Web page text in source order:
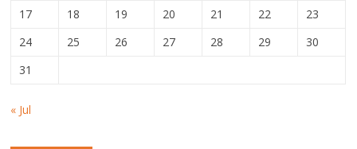
17
18 19 20 21 22
23
24
25 26 27 28 29
30
31
« Jul